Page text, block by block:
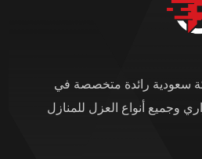
سعودية رائدة متخصصة في
وجميع أنواع العزل للمنازل